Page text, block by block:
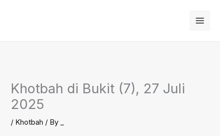
Khotbah di Bukit (7), 27 Juli
2025
/ Khotbah / By